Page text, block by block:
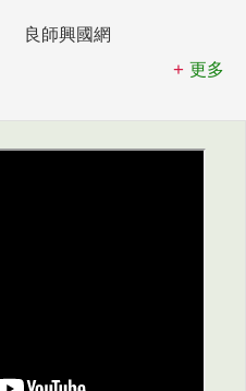
良師興國網
更多